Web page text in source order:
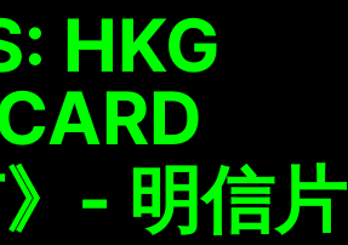
HKG
》- 明信片